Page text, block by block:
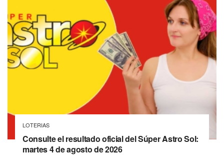
LOTERIAS
Consulte el resultado oficial del Súper Astro Sol:
martes 4 de agosto de 2026